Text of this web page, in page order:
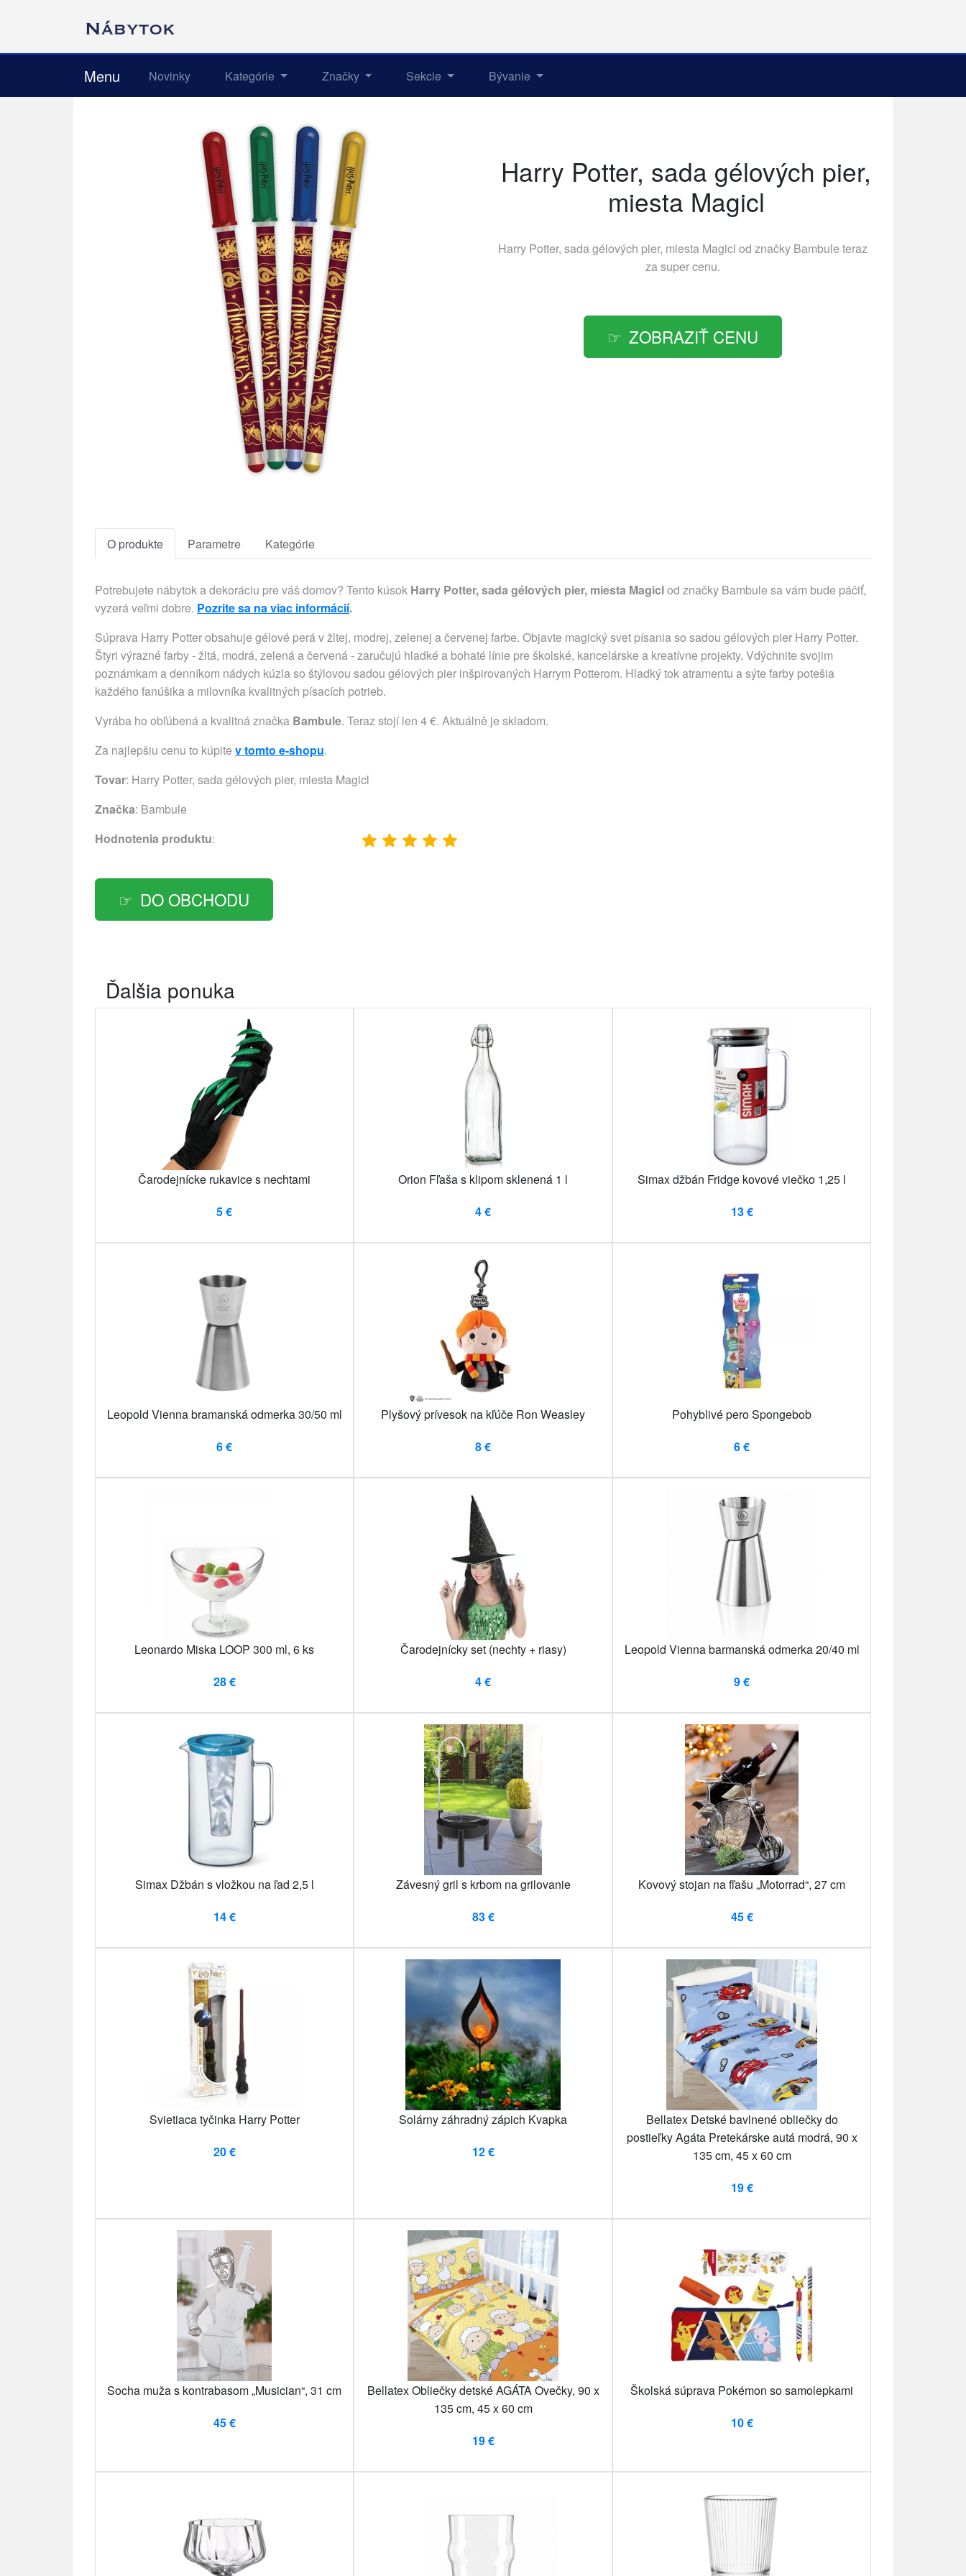
Menu Novinky Kategórie Značky Sekcie Bývanie
Harry Potter, sada gélových pier,
miesta Magicl
Harry Potter, sada gélových pier, miesta Magicl od značky Bambule teraz
za super cenu.
ZOBRAZIŤ CENU
O produkte Parametre Kategórie
Potrebujete nábytok a dekoráciu pre váš domov? Tento kúsok Harry Potter, sada gélových pier, miesta Magiclod značky Bambule sa vám bude páčiť,
vyzerá veľmi dobre. Pozrite sa na viac informácií.
Súprava Harry Potter obsahuje gélové perá v žltej, modrej, zelenej a červenej farbe. Objavte magický svet písania so sadou gélových pier Harry Potter.
Štyri výrazné farby - žltá, modrá, zelená a červená - zaručujú hladké a bohaté línie pre školské, kancelárske a kreatívne projekty. Vdýchnite svojim
poznámkam a denníkom nádych kúzla so štýlovou sadou gélových pier inšpirovaných Harrym Potterom. Hladký tok atramentu a sýte farby potešia
každého fanúšika a milovníka kvalitných písacích potrieb.
Vyrába ho obľúbená a kvalitná značka Bambule. Teraz stojí len 4 €. Aktuálně je skladom.
Za najlepšiu cenu to kúpite v tomto e-shopu.
Tovar: Harry Potter, sada gélových pier, miesta Magicl
Značka: Bambule
Hodnotenia produktu:
DO OBCHODU
Ďalšia ponuka
Čarodejnícke rukavice s nechtami
5 €
Orion Fľaša s klipom sklenená 1 l
4 €
Simax džbán Fridge kovové viečko 1,25 l
13 €
Leopold Vienna bramanská odmerka 30/50 ml
6 €
Plyšový prívesok na kľúče Ron Weasley
8 €
Pohyblivé pero Spongebob
6 €
Leonardo Miska LOOP 300 ml, 6 ks
28 €
Čarodejnícky set (nechty + riasy)
4 €
Leopold Vienna barmanská odmerka 20/40 ml
9 €
Simax Džbán s vložkou na ľad 2,5 l
14 €
Závesný gril s krbom na grilovanie
83 €
Kovový stojan na fľašu „Motorrad“, 27 cm
45 €
Svietiaca tyčinka Harry Potter
20 €
Solárny záhradný zápich Kvapka
12 €
Bellatex Detské bavlnené obliečky do
postieľky Agáta Pretekárske autá modrá, 90 x
135 cm, 45 x 60 cm
19 €
Socha muža s kontrabasom „Musician“, 31 cm
45 €
Bellatex Obliečky detské AGÁTA Ovečky, 90 x
135 cm, 45 x 60 cm
19 €
Školská súprava Pokémon so samolepkami
10 €